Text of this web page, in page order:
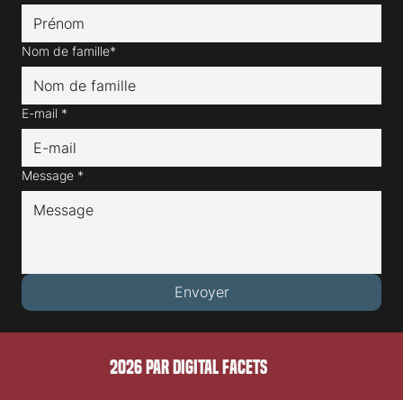
Nom de famille*
E-mail *
Message *
Envoyer
2026 PAR DIGITAL FACETS